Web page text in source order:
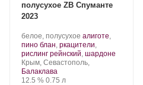
полусухое ZB Спуманте
2023
Производитель:
Золотая
Балка.
белое, полусухое .
Сорт
винограда:
алиготе,
пино блан, ркацители,
рислинг рейнский, шардоне
Регион:
Крым, Севастополь,
Балаклава
Крепость
12.5 %. Объем
0.75 л